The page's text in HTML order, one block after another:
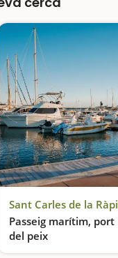
Sant Carles de la
Passeig marítim,
del peix
Ambient mariner